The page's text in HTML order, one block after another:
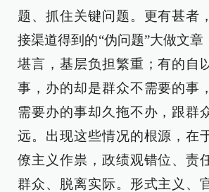
题、抓住关键问题。更有甚者
接渠道得到的“伪问题”大做文章
堪言，基层负担繁重；有的自
事，办的却是群众不需要的事
需要办的事却久拖不办，跟群
远。出现这些情况的根源，在
僚主义作祟，政绩观错位、责
群众、脱离实际。形式主义、